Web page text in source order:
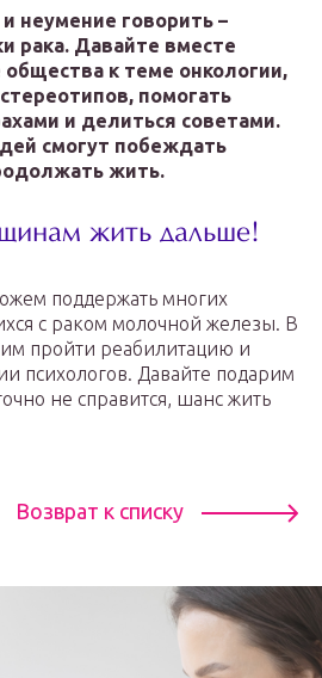
неумение говорить –
рака. Давайте вместе
к теме онкологии,
помогать
и делиться советами.
смогут побеждать
жить.
жить дальше!
поддержать многих
с раком молочной железы. В
пройти реабилитацию и
психологов. Давайте подарим
не справится, шанс жить
Возврат к списку